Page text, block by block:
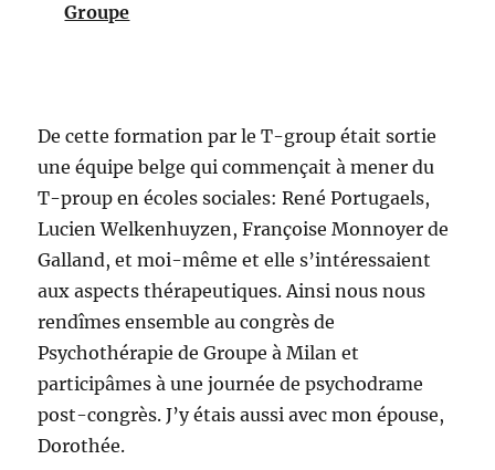
Groupe
De cette formation par le T-group était sortie
une équipe belge qui commençait à mener du
T-proup en écoles sociales: René Portugaels,
Lucien Welkenhuyzen, Françoise Monnoyer de
Galland, et moi-même et elle s’intéressaient
aux aspects thérapeutiques. Ainsi nous nous
rendîmes ensemble au congrès de
Psychothérapie de Groupe à Milan et
participâmes à une journée de psychodrame
post-congrès. J’y étais aussi avec mon épouse,
Dorothée.